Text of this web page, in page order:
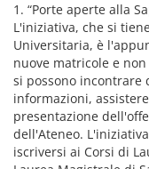
1. “Porte aperte alla
L'iniziativa, che si
Universitaria, è
nuove matricole e
si possono incontrare
informazioni,
presentazione
dell'Ateneo.
iscriversi ai Corsi di